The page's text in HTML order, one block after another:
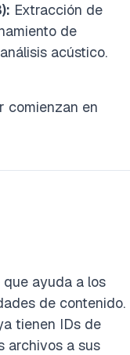
Extracción de
de
acústico.
comienzan en
ayuda a los
de contenido.
tienen IDs de
archivos a sus